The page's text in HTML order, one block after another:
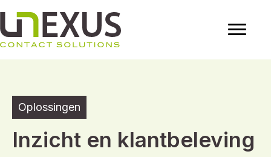
Oplossingen
Inzicht en klantbeleving